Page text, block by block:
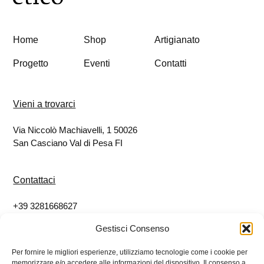
Gestisci Consenso
Per fornire le migliori esperienze, utilizziamo tecnologie come i cookie per
Home Shop Artigianato
Progetto Eventi Contatti
Vieni a trovarci
Via Niccolò Machiavelli, 1 50026
San Casciano Val di Pesa FI
Contattaci
+39 3281668627
Seguici